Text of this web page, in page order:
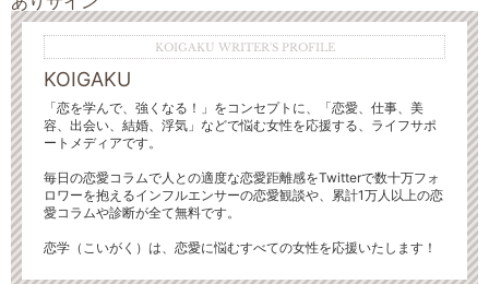
KOIGAKU WRITER'S PROFILE
KOIGAKU
「恋を学んで、強くなる！」をコンセプトに、「恋愛、仕事、美
容、出会い、結婚、浮気」などで悩む女性を応援する、ライフサポ
ートメディアです。
毎日の恋愛コラムで人との適度な恋愛距離感をTwitterで数十万フォ
ロワーを抱えるインフルエンサーの恋愛観談や、累計1万人以上の恋
愛コラムや診断が全て無料です。
恋学（こいがく）は、恋愛に悩むすべての女性を応援いたします！